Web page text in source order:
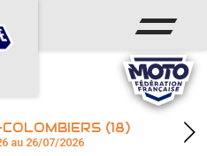
(18)
au 26/07/2026